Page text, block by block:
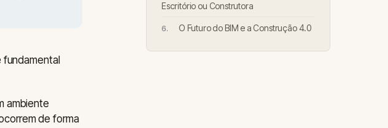
ambiente
de forma
Escritório ou Construtora
O Futuro do BIM e a Construção 4.0